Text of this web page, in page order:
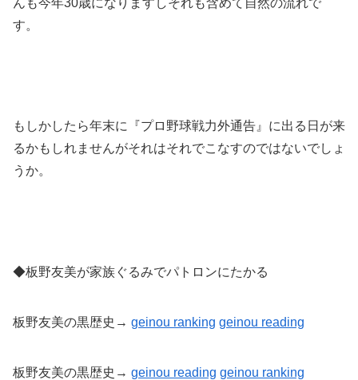
す。
もしかしたら年末に『プロ野球戦力外通告』に出る日が来
るかもしれませんがそれはそれでこなすのではないでしょ
うか。
◆板野友美が家族ぐるみでパトロンにたかる
板野友美の黒歴史→ geinou ranking geinou reading
板野友美の黒歴史→ geinou reading geinou ranking